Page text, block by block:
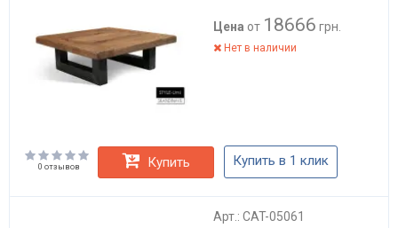
Цена от 18666 грн.
Нет в наличии
0 отзывов Купить Купить в 1 клик
Арт.: CAT-05061